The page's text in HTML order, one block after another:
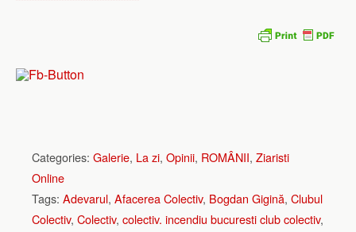
Categories: Galerie, La zi, Opinii, ROMÂNII, Ziaristi
Online
Tags: Adevarul, Afacerea Colectiv, Bogdan Gigină, Clubul
Colectiv, Colectiv, colectiv. incendiu bucuresti club colectiv,